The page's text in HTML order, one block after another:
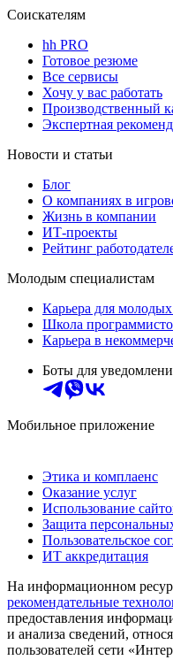
Соискателям
hh PRO
Готовое резюме
Все сервисы
Хочу у вас работать
Производственный
Экспертная
Новости и статьи
Блог
О компаниях в
Жизнь в компании
ИТ-проекты
Рейтинг
Молодым специалистам
Карьера для
Школа
Карьера в
Боты для
Мобильное приложение
Этика и комплаенс
Оказание услуг
Использование
Защита
Пользовательское
ИТ аккредитация
На информационном
рекомендательные
предоставления
и анализа сведений,
пользователей сети